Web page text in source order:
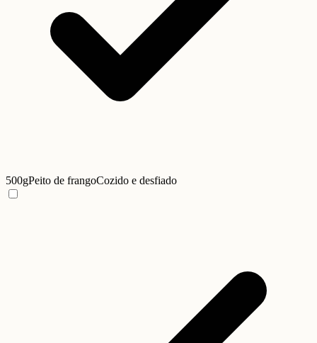
500gPeito de frangoCozido e desfiado